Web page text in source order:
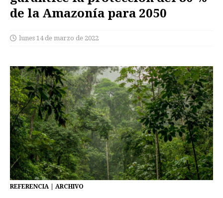
de la Amazonía para 2050
lunes 14 de marzo de 2022
REFERENCIA | ARCHIVO